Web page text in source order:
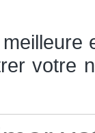
votre